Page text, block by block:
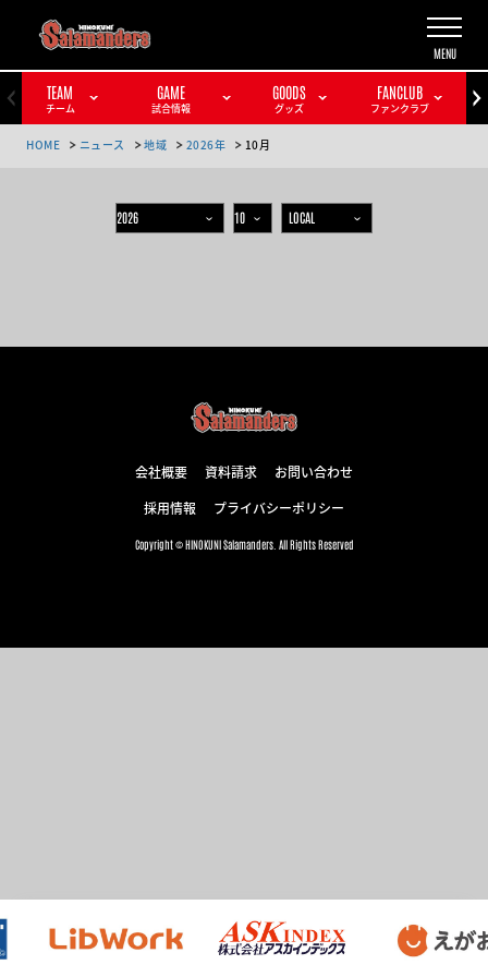
TEAM
チーム
GAME
試合情報
GOODS
グッズ
FANCLUB
ファンクラブ
HOME ニュース 地域 2026年 10月
会社概要 資料請求 お問い合わせ
採用情報 プライバシーポリシー
Copyright © HINOKUNI Salamanders. All Rights Reserved